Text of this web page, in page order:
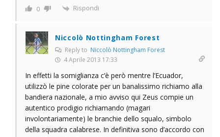
0 Rispondi
Niccolò Nottingham Forest
Reply to Niccolò Nottingham Forest
4 Aprile 2013 17:33
In effetti la somiglianza c’è però mentre l’Ecuador,
utilizzò le pine colorate per un banalissimo richiamo alla
bandiera nazionale, a mio avviso qui Zeus compie un
autentico prodigio richiamando (magari
involontariamente) le branchie dello squalo, simbolo
della squadra calabrese. In definitiva sono d’accordo con